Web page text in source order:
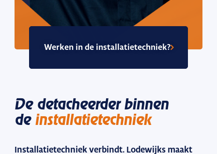
Werken in de installatietechniek?
De detacheerder binnen
de installatietechniek
Installatietechniek verbindt. Lodewijks maakt